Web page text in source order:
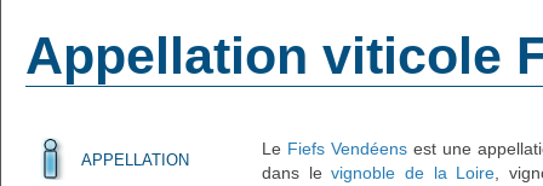
Appellation viticole
APPELLATION
Le Fiefs Vendéens est une
dans levignoble de la Loire ,